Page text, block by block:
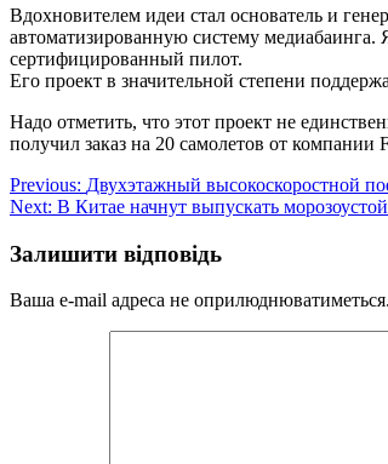
Вдохновителем идеи стал основатель и
автоматизированную систему
сертифицированный пилот.
Его проект в значительной степени
Надо отметить, что этот проект не
получил заказ на 20 самолетов от
Навігація
записів
Previous: Двухэтажный высокоскоростной
Next: В Китае начнут выпускать
Залишити відповідь
Ваша e-mail адреса не оприлюднюватиметься.